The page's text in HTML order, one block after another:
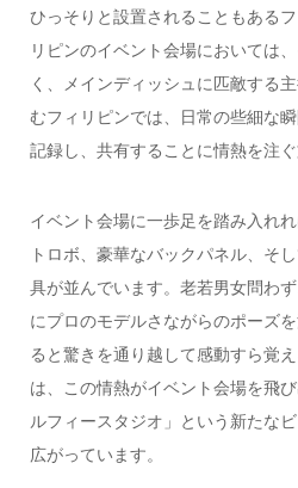
ひっそりと設置されることもある
リピンのイベント会場においては
く、メインディッシュに匹敵する
むフィリピンでは、日常の些細な
記録し、共有することに情熱を注
イベント会場に一歩足を踏み入れ
トロボ、豪華なバックパネル、そ
具が並んでいます。老若男女問わ
にプロのモデルさながらのポーズ
ると驚きを通り越して感動すら覚
は、この情熱がイベント会場を飛
ルフィースタジオ」という新たな
広がっています。